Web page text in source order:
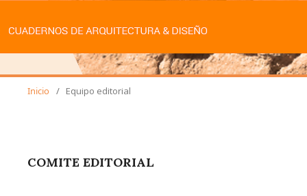
Inicio / Equipo editorial
COMITE EDITORIAL